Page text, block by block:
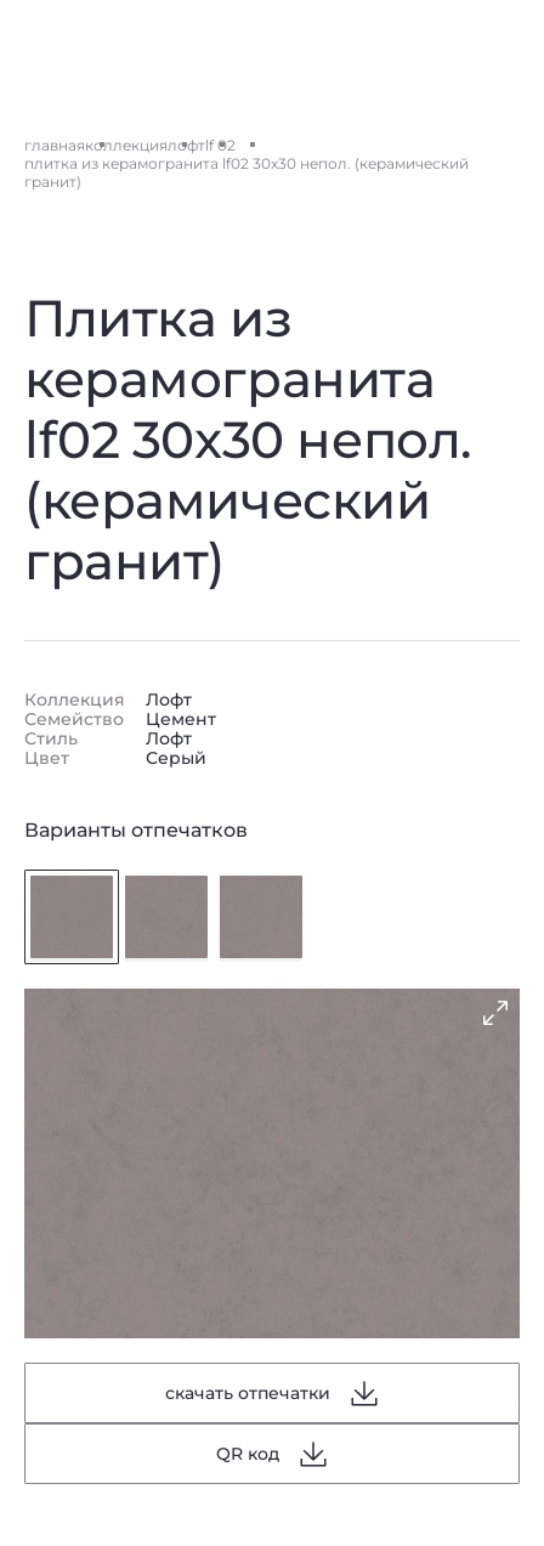
главнаяколлекциялофтlf 02
плитка из керамогранита lf02 30x30 непол. (керамический
гранит)
Плитка из
керамогранита
lf02 30x30 непол.
(керамический
гранит)
Коллекция
Семейство
Стиль
Цвет
Лофт
Цемент
Лофт
Серый
Варианты отпечатков
скачать отпечатки
QR код